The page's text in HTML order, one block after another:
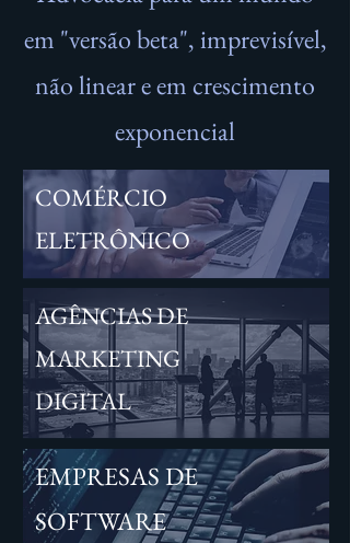
em "versão beta", imprevisível,
não linear e em crescimento
exponencial
COMÉRCIO
ELETRÔNICO
AGÊNCIAS DE
MARKETING
DIGITAL
EMPRESAS DE
SOFTWARE